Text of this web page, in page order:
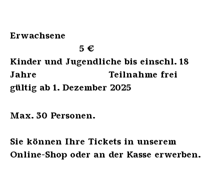
Erwachsene
5 €
Kinder und Jugendliche bis einschl. 18
Jahre Teilnahme frei
gültig ab 1. Dezember 2025
Max. 30 Personen.
Sie können Ihre Tickets in unserem
Online-Shop oder an der Kasse erwerben.